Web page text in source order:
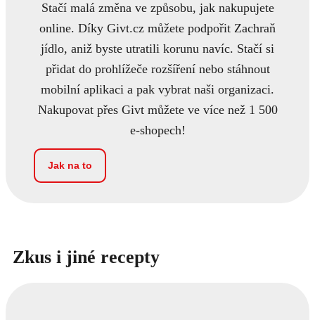
Stačí malá změna ve způsobu, jak nakupujete
online. Díky Givt.cz můžete podpořit Zachraň
jídlo, aniž byste utratili korunu navíc. Stačí si
přidat do prohlížeče rozšíření nebo stáhnout
mobilní aplikaci a pak vybrat naši organizaci.
Nakupovat přes Givt můžete ve více než 1 500
e-shopech!
Jak na to
Zkus i jiné recepty